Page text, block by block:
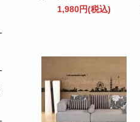
1,980円(税込)